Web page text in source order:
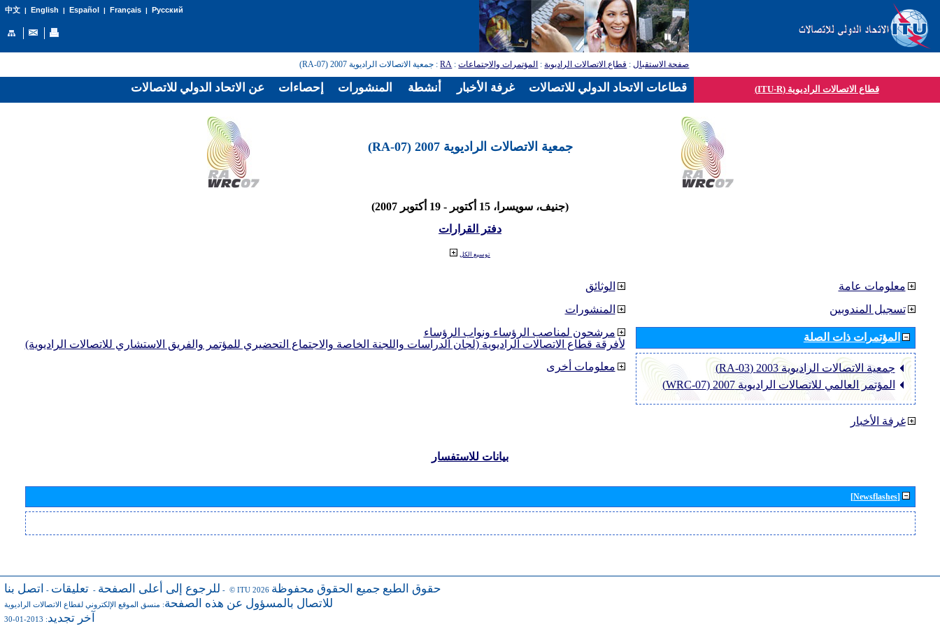
中文| English | Español | Français| Русский
صفحة الاستقبال: قطاع الاتصالات الراديوية: المؤتمرات والاجتماعات:
RA: جمعية الاتصالات الراديوية 2007 (RA-07)
قطاع الاتصالات الراديوية (ITU-R)
جمعية الاتصالات الراديوية 2007 (RA-07)
(جنيف، سويسرا، 15 أكتوبر - 19 أكتوبر 2007)
دفتر القرارات
توسيع الكل
الوثائق
المنشورات
مرشحون لمناصب الرؤساء ونواب الرؤساء
لأفرقة قطاع الاتصالات الراديوية (لجان الدراسات واللجنة الخاصة والاجتماع التحضيري للمؤتمر والفريق الاستشاري للاتصالات الراديوية)
معلومات أخرى
معلومات عامة
تسجيل المندوبين
المؤتمرات ذات الصلة
جمعية الاتصالات الراديوية 2003 (RA-03)
المؤتمر العالمي للاتصالات الراديوية 2007 (WRC-07)
غرفة الأخبار
بيانات للاستفسار
[Newsflashes]
للرجوع إلى أعلى الصفحة - تعليقات - اتصل بنا - © ITU 2026 حقوق الطبع جميع الحقوق محفوظة
للاتصال بالمسؤول عن هذه الصفحة: منسق الموقع الإلكتروني لقطاع الاتصالات الراديوية
آخر تجديد: 2013-01-30
عن الاتحاد الدولي للاتصالات إحصاءات المنشورات أنشطة غرفة الأخبار قطاعات الاتحاد الدولي للاتصالات